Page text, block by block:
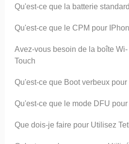
Qu'est-ce que la batterie
Qu'est-ce que le CPM pour
Avez-vous besoin de la boîte
Touch
Qu'est-ce que Boot verbeux
Qu'est-ce que le mode DFU
Que dois-je faire pour Utilisez